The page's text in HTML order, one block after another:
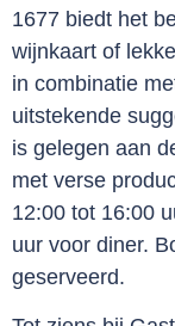
1677 biedt het
wijnkaart of
in combinatie
uitstekende
is gelegen aan
met verse
12:00 tot 16:00
uur voor diner.
geserveerd.